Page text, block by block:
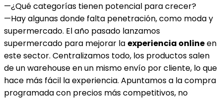
—¿Qué categorías tienen potencial para crecer?
—Hay algunas donde falta penetración, como moda y
supermercado. El año pasado lanzamos
supermercado para mejorar la experiencia onlineen
este sector. Centralizamos todo, los productos salen
de un warehouse en un mismo envío por cliente, lo que
hace más fácil la experiencia. Apuntamos a la compra
programada con precios más competitivos, no